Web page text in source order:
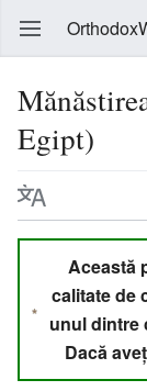
Egipt)
Această
calitate de
unul dintre
Dacă